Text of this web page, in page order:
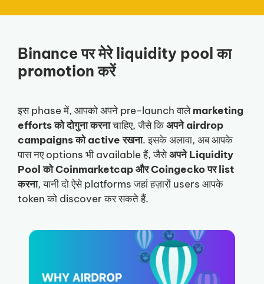
Binance पर मेरे liquidity pool का
promotion करें
इस phase में, आपको अपने pre-launch वालेmarketing
efforts को दोगुना करनाचाहिए, जैसे किअपने airdrop
campaigns को active रखना. इसके अलावा, अब आपके
पास नए options भी available हैं, जैसेअपने Liquidity
Pool को Coinmarketcap और Coingecko पर list
करना, यानी दो ऐसे platforms जहां हज़ारों users आपके
token को discover कर सकते हैं.